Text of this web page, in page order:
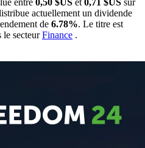
actuellement un dividende
de 6.78%. Le titre est
le secteurFinance .